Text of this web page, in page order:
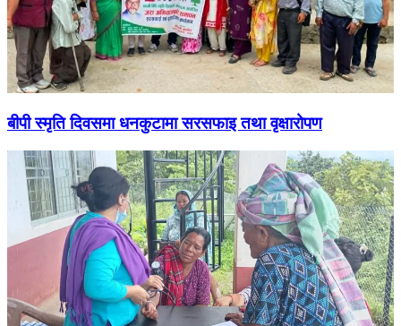
बीपी स्मृति दिवसमा धनकुटामा सरसफाइ तथा वृक्षारोपण